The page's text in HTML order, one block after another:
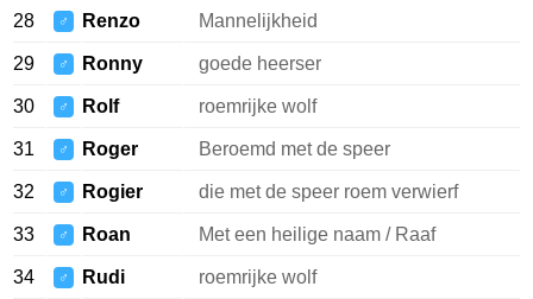
28 ♂ Renzo Mannelijkheid
29 ♂ Ronny goede heerser
30 ♂ Rolf roemrijke wolf
31 ♂ Roger Beroemd met de speer
32 ♂ Rogier die met de speer roem verwierf
33 ♂ Roan Met een heilige naam / Raaf
34 ♂ Rudi roemrijke wolf